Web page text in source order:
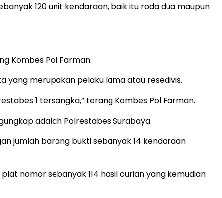
120 unit kendaraan, baik itu roda dua maupun
Kombes Pol Farman.
yang merupakan pelaku lama atau resedivis.
1 tersangka,” terang Kombes Pol Farman.
adalah Polrestabes Surabaya.
jumlah barang bukti sebanyak 14 kendaraan
nomor sebanyak 114 hasil curian yang kemudian